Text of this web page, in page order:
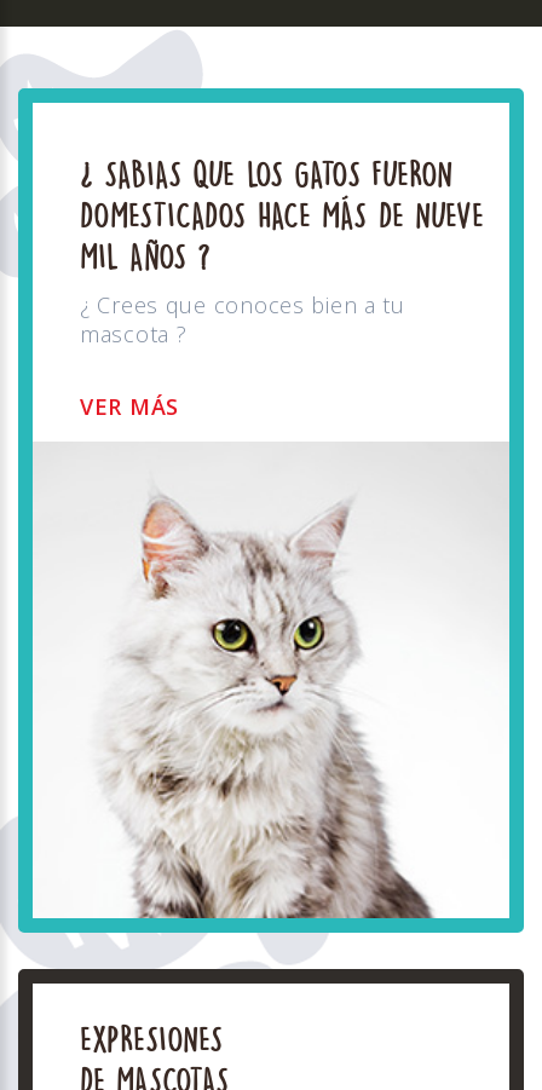
¿ SABIAS QUE LOS GATOS FUERON
DOMESTICADOS HACE MÁS DE NUEVE
MIL AÑOS ?
¿ Crees que conoces bien a tu
mascota ?
VER MÁS
EXPRESIONES
DE MASCOTAS